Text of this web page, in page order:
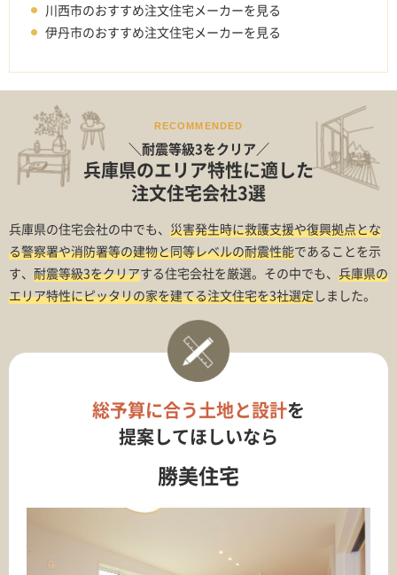
川西市のおすすめ注文住宅メーカーを見る
伊丹市のおすすめ注文住宅メーカーを見る
RECOMMENDED
＼耐震等級3をクリア／
兵庫県のエリア特性に適した
注文住宅会社3選
兵庫県の住宅会社の中でも、 災害発生時に救護支援や復興拠点とな
る警察署や消防署等の建物と同等レベルの耐震性能であることを示
す、 耐震等級3をクリアする住宅会社を厳選。その中でも、 兵庫県の
エリア特性にピッタリの家を建てる注文住宅を3社選定しました。
総予算に合う土地と設計を
提案してほしいなら
勝美住宅